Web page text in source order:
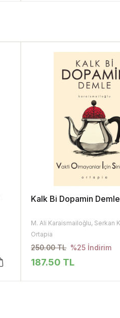
Kalk Bi Dopamin Demle
Ortapia
250.00 TL %25 İndirim
187.50 TL